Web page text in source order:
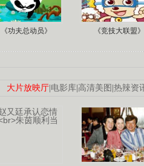
《功夫总动员》 《竞技大联盟》
大片放映厅 电影库 高清美图 热辣资